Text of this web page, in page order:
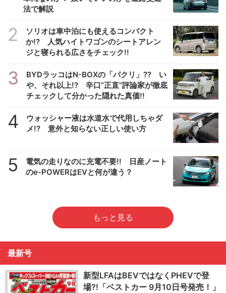
法で解説
2
ソリオは車中泊にも使えるコンパクト
か!? 人気ハイトワゴンのシートアレン
ジと寝られる広さをチェック!!
3
BYDラッコはN-BOXの「パクリ」?? い
や、それ以上!? 辛口”正直”評論家が徹底
チェックして分かった隠れた真価!!
4
ウォッシャー液は水道水で代用しちゃダ
メ!? 意外と知らない正しい使い方
5
電気の走りなのに充電不要!! 日産ノート
のe-POWERはEVと何が違う？
もっと見る
最新号
新型LFAはBEVではなくPHEVで登
場?!「ベストカー 9月10日号発売！」